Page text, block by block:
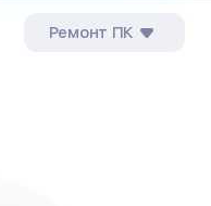
Ремонт ПК